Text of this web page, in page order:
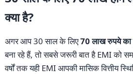
क्या है?
अगर आप 30 साल के लिए70 लाख रुपये का
बना रहे हैं, तो सबसे जरूरी बात है EMI को
वर्षों तक यही EMI आपकी मासिक वित्तीय